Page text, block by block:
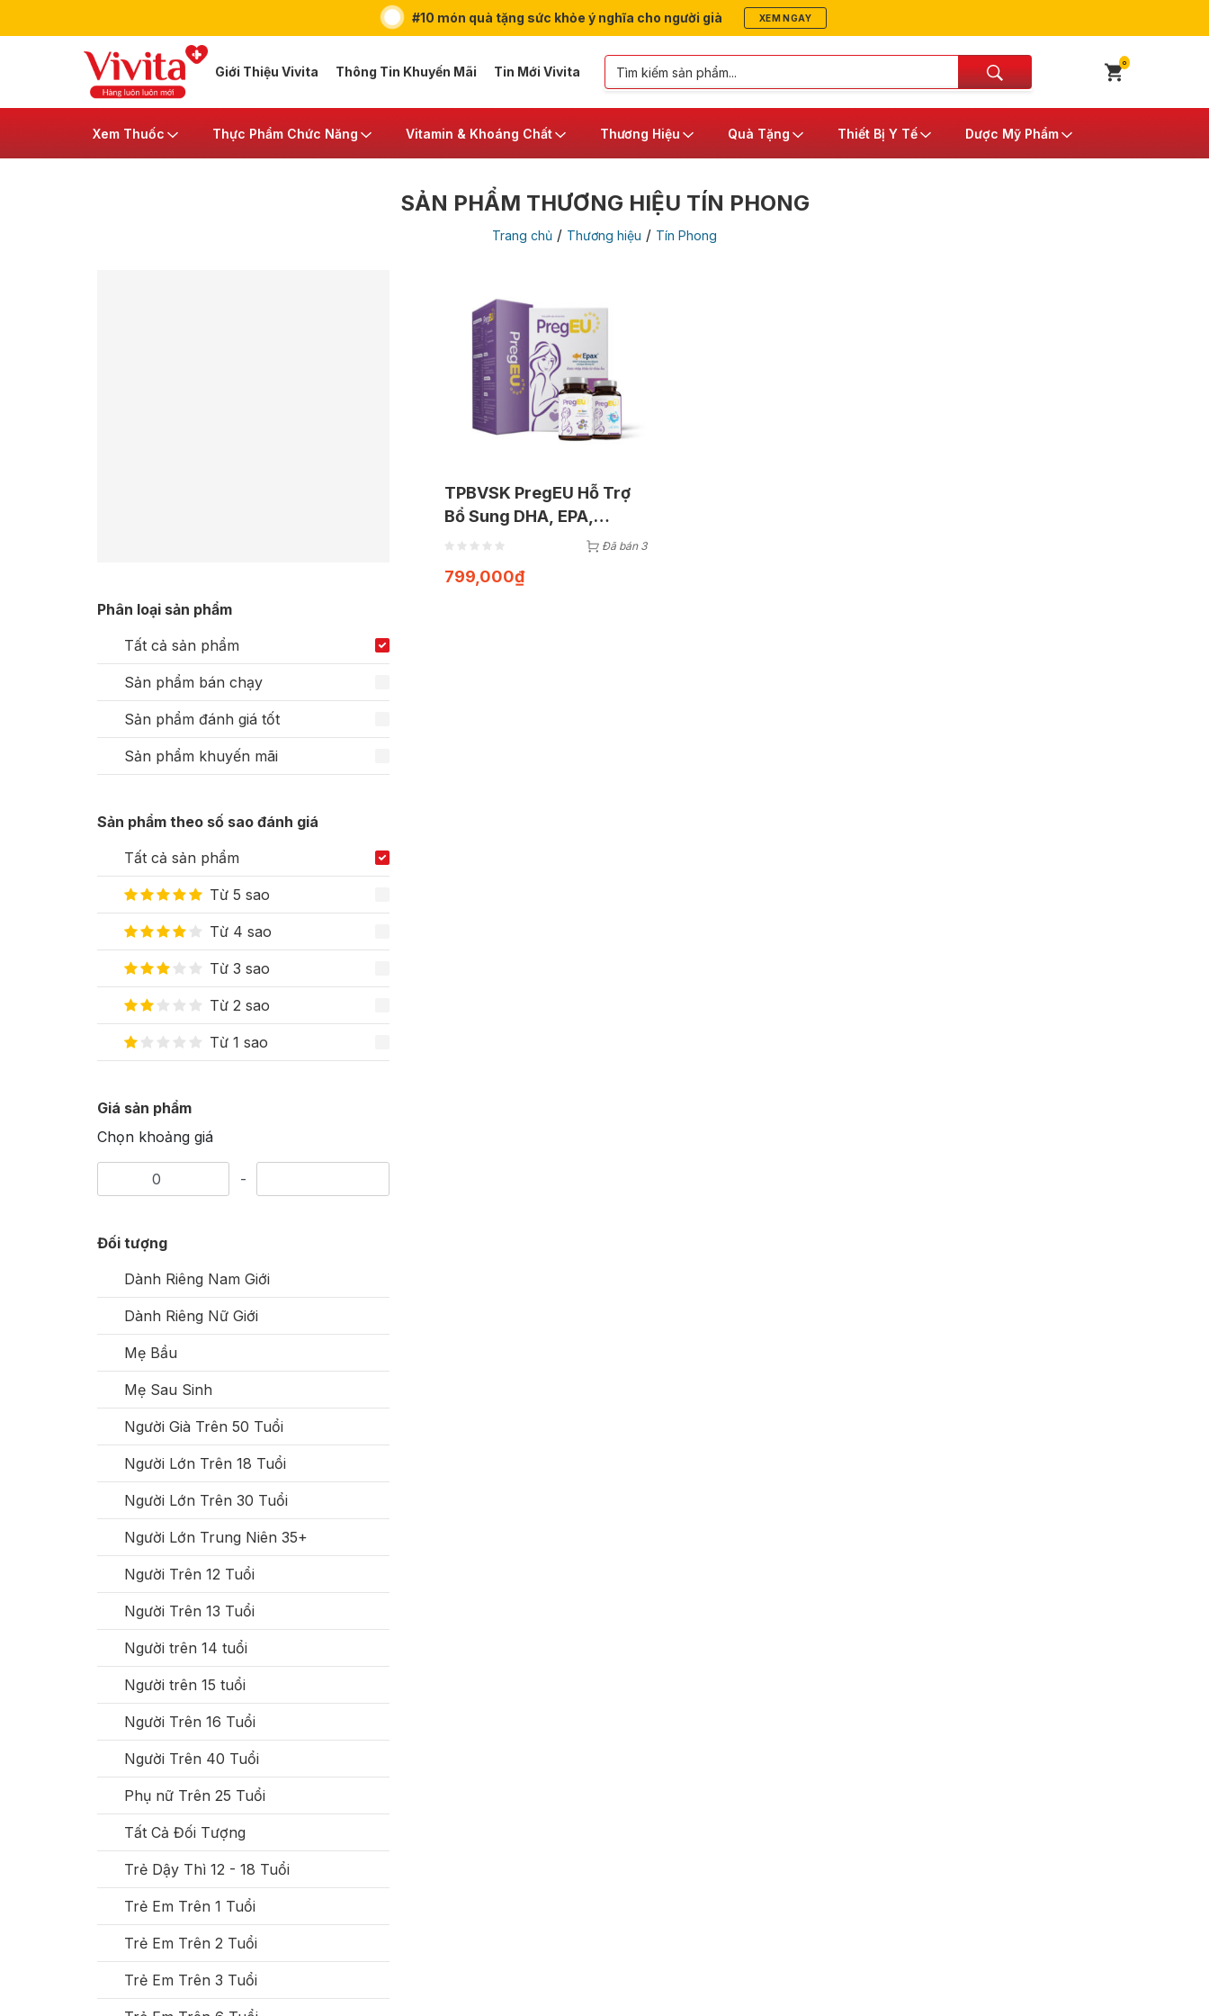
#10 món quà tặng sức khỏe ý nghĩa cho người già XEM NGAY
Giới Thiệu Vivita Thông Tin Khuyến Mãi Tin Mới Vivita
0
Xem Thuốc Thực Phẩm Chức Năng Vitamin & Khoáng Chất Thương Hiệu Quà Tặng Thiết Bị Y Tế Dược Mỹ Phẩm
SẢN PHẨM THƯƠNG HIỆU TÍN PHONG
Trang chủ / Thương hiệu / Tín Phong
Phân loại sản phẩm
Tất cả sản phẩm
Sản phẩm bán chạy
Sản phẩm đánh giá tốt
Sản phẩm khuyến mãi
Sản phẩm theo số sao đánh giá
Tất cả sản phẩm
Từ 5 sao
Từ 4 sao
Từ 3 sao
Từ 2 sao
Từ 1 sao
Giá sản phẩm
Chọn khoảng giá
-
Đối tượng
Dành Riêng Nam Giới
Dành Riêng Nữ Giới
Mẹ Bầu
Mẹ Sau Sinh
Người Già Trên 50 Tuổi
Người Lớn Trên 18 Tuổi
Người Lớn Trên 30 Tuổi
Người Lớn Trung Niên 35+
Người Trên 12 Tuổi
Người Trên 13 Tuổi
Người trên 14 tuổi
Người trên 15 tuổi
Người Trên 16 Tuổi
Người Trên 40 Tuổi
Phụ nữ Trên 25 Tuổi
Tất Cả Đối Tượng
Trẻ Dậy Thì 12 - 18 Tuổi
Trẻ Em Trên 1 Tuổi
Trẻ Em Trên 2 Tuổi
Trẻ Em Trên 3 Tuổi
TPBVSK PregEU Hỗ Trợ
Bổ Sung DHA, EPA,
Vitamin Và Khoáng Chất
viên)
Đã bán 3
799,000₫